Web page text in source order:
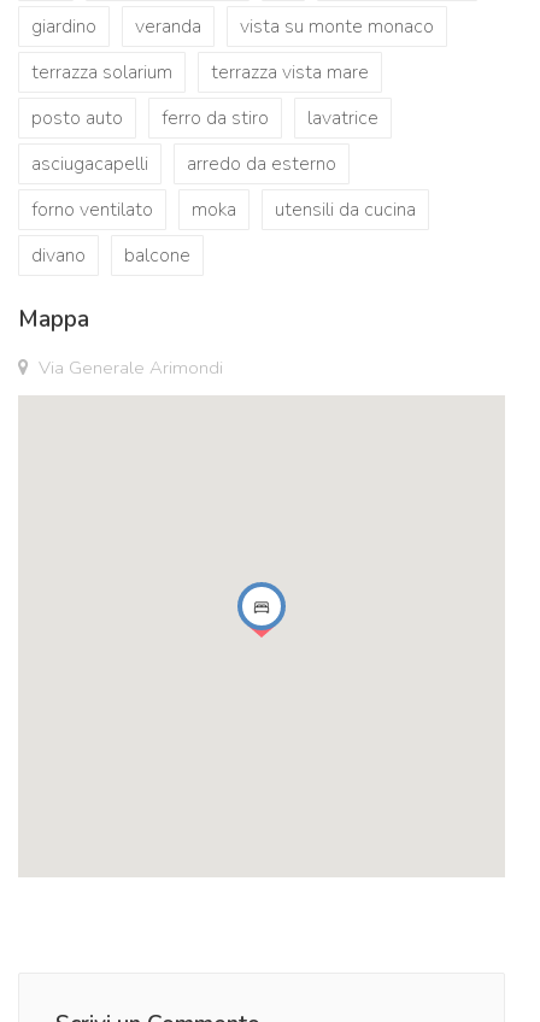
giardino
veranda
vista su monte monaco
terrazza solarium
terrazza vista mare
posto auto
ferro da stiro
lavatrice
asciugacapelli
arredo da esterno
forno ventilato
moka
utensili da cucina
divano
balcone
Mappa
Via Generale Arimondi